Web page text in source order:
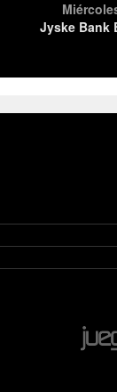
Jyske Bank